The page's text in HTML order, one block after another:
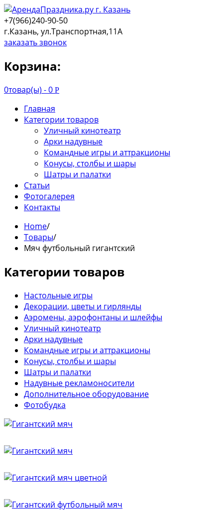
+7(966)240-90-50
г.Казань, ул.Транспортная,11А
заказать звонок
Корзина:
0товар(ы) -0 Р
Главная
Категории товаров
Уличный кинотеатр
Арки надувные
Командные игры и аттракционы
Конусы, столбы и шары
Шатры и палатки
Статьи
Фотогалерея
Контакты
Home/
Товары/
Мяч футбольный гигантский
Категории товаров
Настольные игры
Декорации, цветы и гирлянды
Аэромены, аэрофонтаны и шлейфы
Уличный кинотеатр
Арки надувные
Командные игры и аттракционы
Конусы, столбы и шары
Шатры и палатки
Надувные рекламоносители
Дополнительное оборудование
Фотобудка